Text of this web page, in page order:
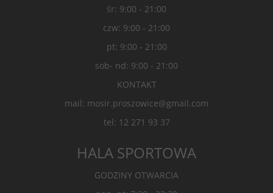
śr: 9:00 - 21:00
czw: 9:00 - 21:00
pt: 9:00 - 21:00
sob- nd: 9:00 - 21:00
KONTAKT
mail: mosir.proszowice@gmail.com
tel: 12 271 93 37
HALA SPORTOWA
GODZINY OTWARCIA